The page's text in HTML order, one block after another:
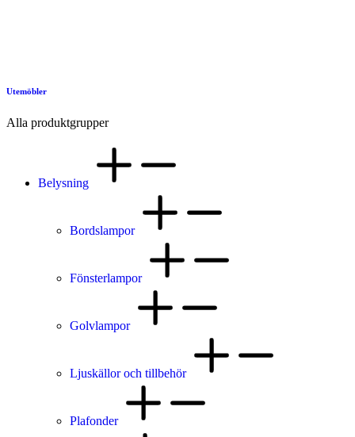
Utemöbler
Alla produktgrupper
Belysning
Bordslampor
Fönsterlampor
Golvlampor
Ljuskällor och tillbehör
Plafonder